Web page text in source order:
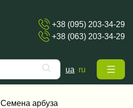
+38 (095) 203-34-29
+38 (063) 203-34-29
ua ru
Семена арбуза